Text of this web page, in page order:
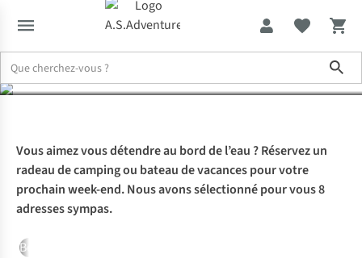
l’eau
Vous aimez vous détendre au bord de l’eau ? Réservez un
radeau de camping ou bateau de vacances pour votre
prochain week-end. Nous avons sélectionné pour vous 8
adresses sympas.
Belgique